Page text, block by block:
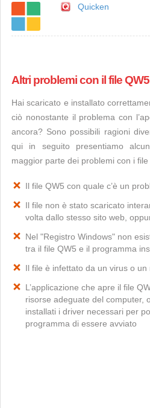
Quicken
Altri problemi con il file QW5
Hai scaricato e installato
ciò nonostante il problema con
ancora? Sono possibili ragioni
qui in seguito presentiamo
maggior parte dei problemi con i file
Il file QW5 con quale c’è un
Il file non è stato scaricato
volta dallo stesso sito web,
Nel "Registro Windows" non
tra il file QW5 e il programma
Il file è infettato da un virus o un
L’applicazione che apre il file
risorse adeguate del computer,
installati i driver necessari per
programma di essere avviato